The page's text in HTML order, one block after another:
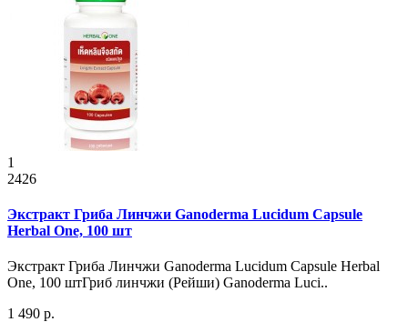
1
2426
Экстракт Гриба Линчжи Ganoderma Lucidum Capsule
Herbal One, 100 шт
Экстракт Гриба Линчжи Ganoderma Lucidum Capsule Herbal
One, 100 штГриб линчжи (Рейши) Ganoderma Luci..
1 490 р.